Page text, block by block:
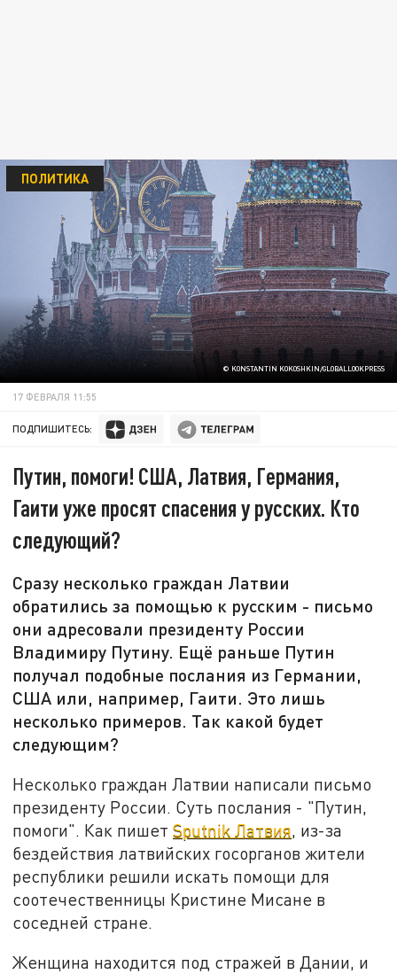
© KONSTANTIN KOKOSHKIN/GLOBALLOOKPRESS
ПОЛИТИКА
17 ФЕВРАЛЯ 11:55
ПОДПИШИТЕСЬ:
Путин, помоги! США, Латвия, Германия,
Гаити уже просят спасения у русских. Кто
следующий?
Сразу несколько граждан Латвии
обратились за помощью к русским - письмо
они адресовали президенту России
Владимиру Путину. Ещё раньше Путин
получал подобные послания из Германии,
США или, например, Гаити. Это лишь
несколько примеров. Так какой будет
следующим?
Несколько граждан Латвии написали письмо
президенту России. Суть послания - "Путин,
помоги". Как пишетSputnik Латвия, из-за
бездействия латвийских госорганов жители
республики решили искать помощи для
соотечественницы Кристине Мисане в
соседней стране.
Женщина находится под стражей в Дании, и